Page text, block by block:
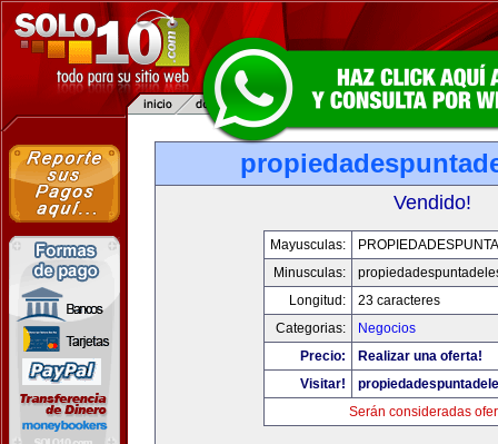
Vendido!
Mayusculas:
Minusculas:
Longitud:
23 caracteres
Categorias:
Negocios
Precio:
Realizar una oferta!
Visitar!
Serán consideradas